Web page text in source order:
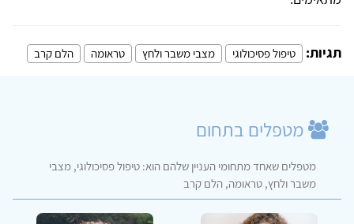
תגיות: טיפול פסיכולוגי מצבי משבר ולחץ טראומה הלם קרב
מטפלים בתחום
מטפלים שאחד מתחומי העניין שלהם הוא: טיפול פסיכולוגי, מצבי
משבר ולחץ, טראומה, הלם קרב